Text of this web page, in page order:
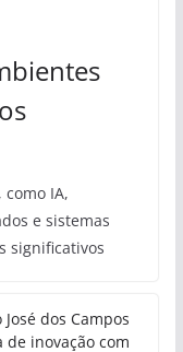
como IA,
e sistemas
significativos
dos Campos
inovação com